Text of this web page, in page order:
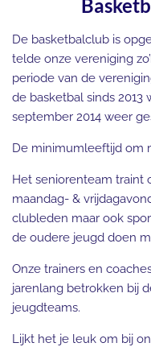
De basketbalclub is
telde onze vereniging
periode van de
de basketbal sinds
september 2014 weer
De minimumleeftijd om
Het seniorenteam traint
maandag- &
clubleden maar ook
de oudere jeugd doen
Onze trainers en
jarenlang betrokken bij
jeugdteams.
Lijkt het je leuk om bij